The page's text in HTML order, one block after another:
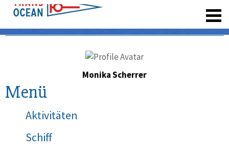
Monika Scherrer
Menü
Aktivitäten
Schiff